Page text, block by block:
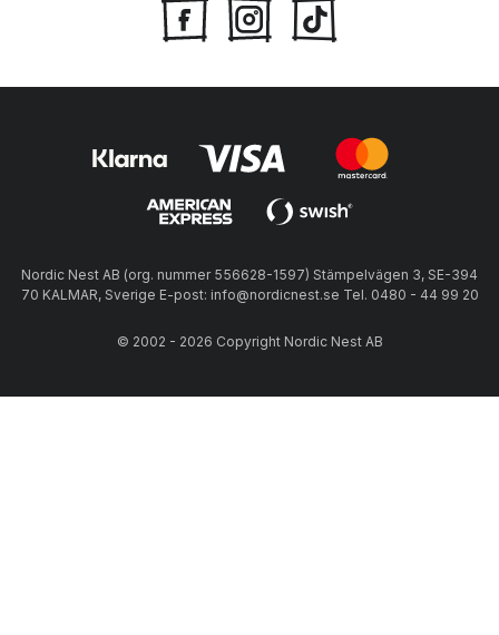
Nordic Nest AB (org. nummer 556628-1597) Stämpelvägen 3, SE-394
70 KALMAR, Sverige E-post: info@nordicnest.se Tel. 0480 - 44 99 20
© 2002 - 2026 Copyright Nordic Nest AB